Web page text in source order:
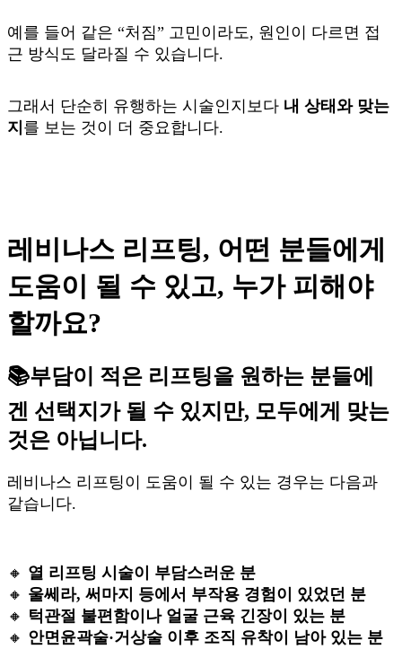
예를 들어 같은 “처짐” 고민이라도, 원인이 다르면 접
근 방식도 달라질 수 있습니다.
그래서 단순히 유행하는 시술인지보다 내 상태와 맞는
지 를 보는 것이 더 중요합니다.
레비나스 리프팅, 어떤 분들에게
도움이 될 수 있고, 누가 피해야
할까요?
📚부담이 적은 리프팅을 원하는 분들에
겐 선택지가 될 수 있지만, 모두에게 맞는
것은 아닙니다.
레비나스 리프팅이 도움이 될 수 있는 경우는 다음과
같습니다.
🔸 열 리프팅 시술이 부담스러운 분
🔸 울쎄라, 써마지 등에서 부작용 경험이 있었던 분
🔸 턱관절 불편함이나 얼굴 근육 긴장이 있는 분
🔸 안면윤곽술·거상술 이후 조직 유착이 남아 있는 분